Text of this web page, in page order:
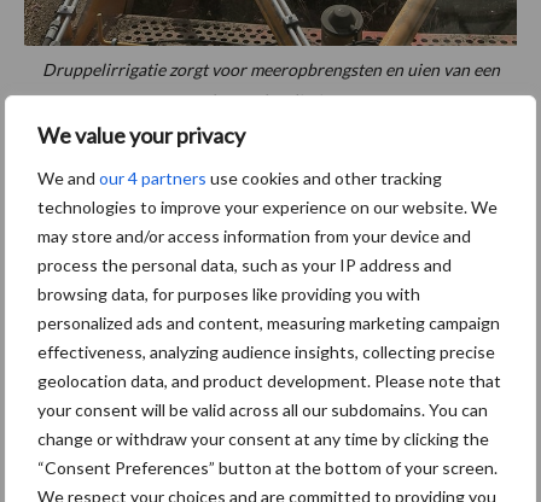
We value your privacy
We and our 4 partners use cookies and other tracking
technologies to improve your experience on our website. We
may store and/or access information from your device and
process the personal data, such as your IP address and
browsing data, for purposes like providing you with
personalized ads and content, measuring marketing campaign
effectiveness, analyzing audience insights, collecting precise
geolocation data, and product development. Please note that
your consent will be valid across all our subdomains. You can
change or withdraw your consent at any time by clicking the
“Consent Preferences” button at the bottom of your screen.
We respect your choices and are committed to providing you
Druppelirrigatie zorgt voor meeropbrengsten en uien van een
betere kwaliteit.
Uitdagingen bij de oogst
De grootste uitdaging ziet Havinga momenteel nog bij het
uit het perceel gehaald, maar dat blijkt in de praktijk lastig. “Als je
de slang eruit trekt, neem je vaak loof mee. Dan kunnen de uien
van de rug vallen.” Daarom worden de slangen tijdens het rooien
verwijderd. Dat vraagt soms om een diepere afstelling van de
rooimachine, waardoor meer grond wordt meegenomen.
Daarnaast zorgt het frequente irrigeren ervoor dat de bodem
gedurende de zomer relatief vochtig blijft. “De structuur van de